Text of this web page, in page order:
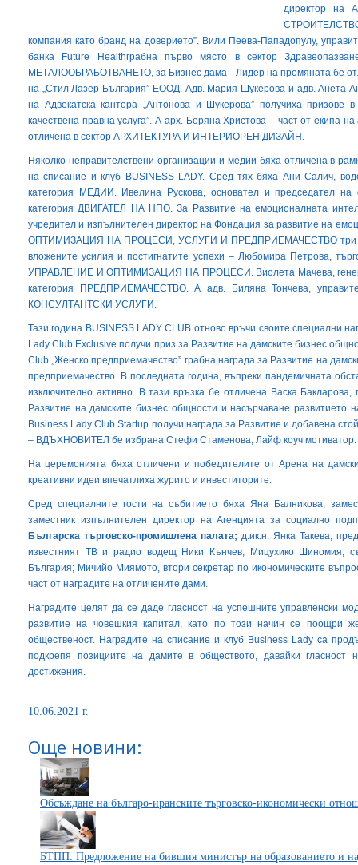
директор на
компания като бранд на доверието”. Вили Пеева-Пападопулу,
банка Future Healthграбна първо място в сектор
МЕТАЛООБРАБОТВАНЕТО, за Бизнес дама - Лидер на промяната бе
на „Стил Лазер България” ЕООД. Адв. Мария Шукерова и адв. Анета
на Адвокатска кантора „Антонова и Шукерова” получиха
качествена правна услуга”. А арх. Боряна Христова – част от екипа
отличена в сектор АРХИТЕКТУРА И ИНТЕРИОРЕН ДИЗАЙН.
Няколко неправителствени организации и медии бяха отличена в
на списание и клуб BUSINESS LADY. Сред тях бяха Ани Салич,
категория МЕДИИ. Ивелина Рускова, основател и председател
категория ДВИГАТЕЛ НА НПО. За Развитие на емоционалната
учредител и изпълнителен директор на Фондация за развитие на
ОПТИМИЗАЦИЯ НА ПРОЦЕСИ, УСЛУГИ И ПРЕДПРИЕМАЧЕСТВО три
вложените усилия и постигнатите успехи – Любомира Петрова,
УПРАВЛЕНИЕ И ОПТИМИЗАЦИЯ НА ПРОЦЕСИ. Виолета Мачева,
категория ПРЕДПРИЕМАЧЕСТВО. А адв. Биляна Тончева,
КОНСУЛТАНТСКИ УСЛУГИ.
Тази година BUSINESS LADY CLUB отново връчи своите специални
Lady Club Exclusive получи приз за Развитие на дамските бизнес
Club „Женско предприемачество” грабна награда за Развитие на
предприемачество. В последната година, въпреки пандемичната
изключително активно. В тази връзка бе отличена Васка
Развитие на дамските бизнес общности и насърчаване
Business Lady Club Startup получи награда за Развитие и добавена
– ВДЪХНОВИТЕЛ бе избрана Стефи Стаменова, Лайф коуч мотиватор.
На церемонията бяха отличени и победителите от Арена на
креативни идеи впечатлиха журито и инвеститорите.
Сред специалните гости на събитието бяха Яна Балникова,
заместник изпълнителен директор на Агенцията за социално
Българска търговско-промишлена палата; д.ик.н. Янка Такева,
известният ТВ и радио водещ Ники Кънчев; Мицухико Шиномия,
България; Мичийо Миямото, втори секретар по икономическите
част от наградите на отличените дами.
Наградите целят да се даде гласност на успешните управленски
развитие на човешкия капитал, като по този начин се поощри
общественост. Наградите на списание и клуб Business Lady са
подкрепя позициите на дамите в обществото, давайки гласност
достижения.
10.06.2021 г.
Още новини:
Обсъждане на българо-иранските търговско-икономически
БТПП: Предложение на бившия министър на образованието и